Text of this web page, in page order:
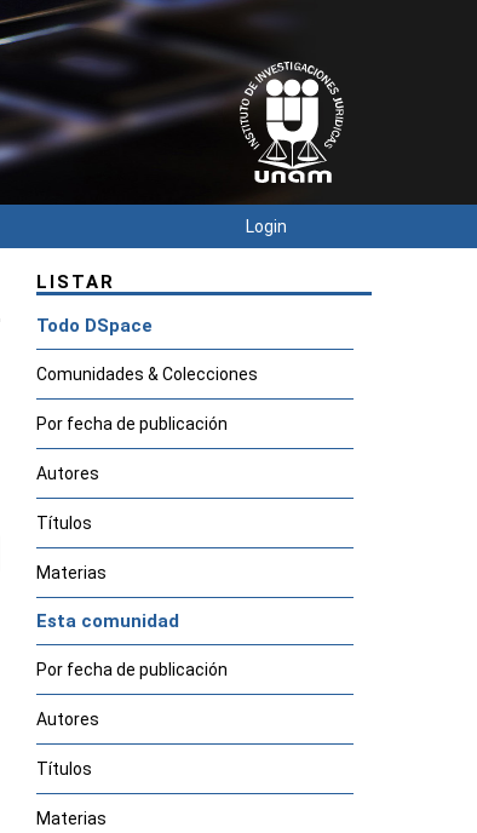
Login
LISTAR
Todo DSpace
Comunidades & Colecciones
Por fecha de publicación
Autores
Títulos
Materias
Esta comunidad
Por fecha de publicación
Autores
Títulos
Materias